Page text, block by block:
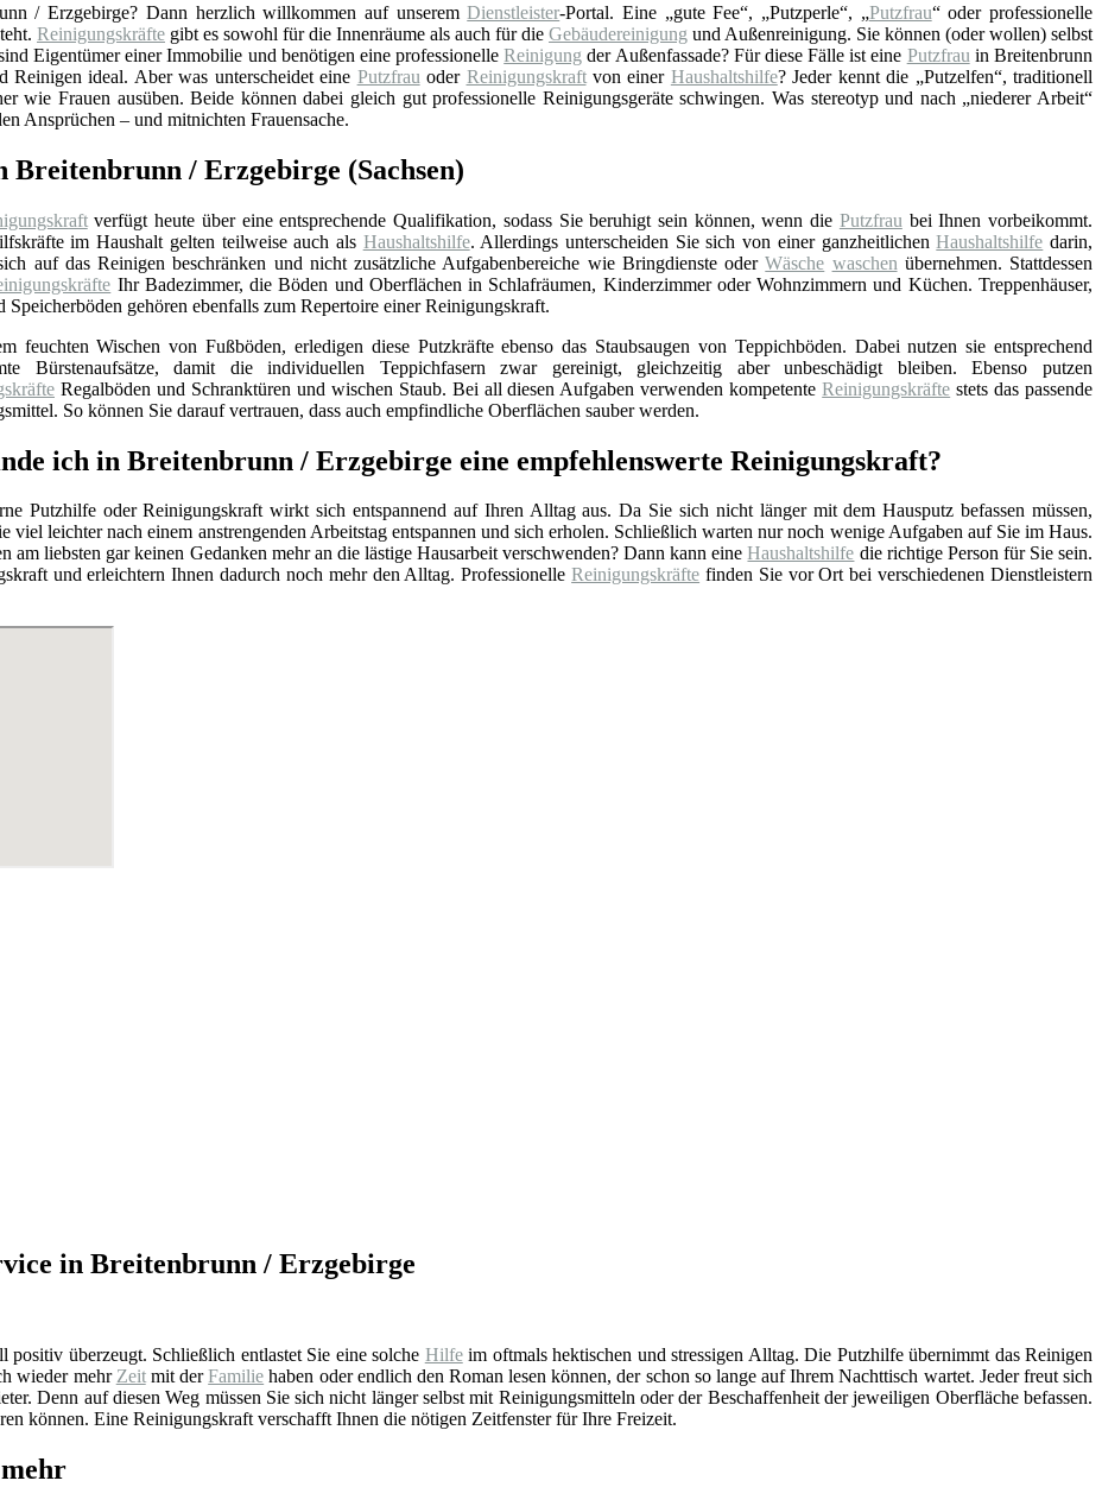
/ Erzgebirge? Dann herzlich willkommen auf unseremDienstleister-Portal. Eine „gute Fee“, „Putzperle“, „Putzfrau“ oder professionelle
Reinigungskräfte gibt es sowohl für die Innenräume als auch für die Gebäudereinigung und Außenreinigung. Sie können (oder wollen) selbst
Eigentümer einer Immobilie und benötigen eine professionelleReinigung der Außenfassade? Für diese Fälle ist eine Putzfrau in Breitenbrunn
Reinigen ideal. Aber was unterscheidet eine Putzfrau oder Reinigungskraftvon einer Haushaltshilfe? Jeder kennt die „Putzelfen“, traditionell
wie Frauen ausüben. Beide können dabei gleich gut professionelle Reinigungsgeräte schwingen. Was stereotyp und nach „niederer Arbeit“
Ansprüchen – und mitnichten Frauensache.
/ Erzgebirge (Sachsen)
verfügt heute über eine entsprechende Qualifikation, sodass Sie beruhigt sein können, wenn die Putzfrau bei Ihnen vorbeikommt.
im Haushalt gelten teilweise auch als Haushaltshilfe. Allerdings unterscheiden Sie sich von einer ganzheitlichenHaushaltshilfe darin,
auf das Reinigen beschränken und nicht zusätzliche Aufgabenbereiche wie Bringdienste oderWäsche waschen übernehmen. Stattdessen
Ihr Badezimmer, die Böden und Oberflächen in Schlafräumen, Kinderzimmer oder Wohnzimmern und Küchen. Treppenhäuser,
Speicherböden gehören ebenfalls zum Repertoire einer Reinigungskraft.
feuchten Wischen von Fußböden, erledigen diese Putzkräfte ebenso das Staubsaugen von Teppichböden. Dabei nutzen sie entsprechend
Bürstenaufsätze, damit die individuellen Teppichfasern zwar gereinigt, gleichzeitig aber unbeschädigt bleiben. Ebenso putzen
Regalböden und Schranktüren und wischen Staub. Bei all diesen Aufgaben verwenden kompetenteReinigungskräfte stets das passende
So können Sie darauf vertrauen, dass auch empfindliche Oberflächen sauber werden.
ich in Breitenbrunn / Erzgebirge eine empfehlenswerte Reinigungskraft?
Putzhilfe oder Reinigungskraft wirkt sich entspannend auf Ihren Alltag aus. Da Sie sich nicht länger mit dem Hausputz befassen müssen,
viel leichter nach einem anstrengenden Arbeitstag entspannen und sich erholen. Schließlich warten nur noch wenige Aufgaben auf Sie im Haus.
am liebsten gar keinen Gedanken mehr an die lästige Hausarbeit verschwenden? Dann kann eineHaushaltshilfe die richtige Person für Sie sein.
und erleichtern Ihnen dadurch noch mehr den Alltag. ProfessionelleReinigungskräfte finden Sie vor Ort bei verschiedenen Dienstleistern
in Breitenbrunn / Erzgebirge
überzeugt. Schließlich entlastet Sie eine solche Hilfeim oftmals hektischen und stressigen Alltag. Die Putzhilfe übernimmt das Reinigen
wieder mehr Zeitmit derFamilie haben oder endlich den Roman lesen können, der schon so lange auf Ihrem Nachttisch wartet. Jeder freut sich
Denn auf diesen Weg müssen Sie sich nicht länger selbst mit Reinigungsmitteln oder der Beschaffenheit der jeweiligen Oberfläche befassen.
können. Eine Reinigungskraft verschafft Ihnen die nötigen Zeitfenster für Ihre Freizeit.